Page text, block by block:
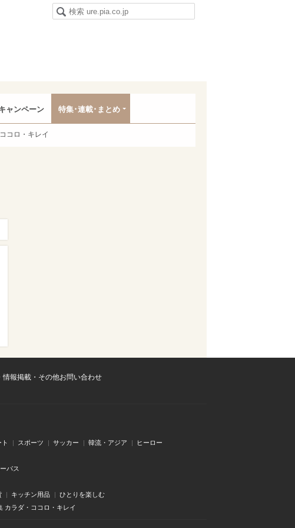
ャンペーン 特集･連載･まとめ
コロ・キレイ
報掲載・その他お問い合わせ
ト スポーツ サッカー 韓流・アジア ヒーロー
パス
キッチン用品 ひとりを楽しむ
カラダ・ココロ・キレイ